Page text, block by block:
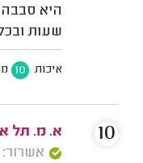
היא
שעות
איכות 10
א. מ. תל
אשרור: 18/09/2024
10